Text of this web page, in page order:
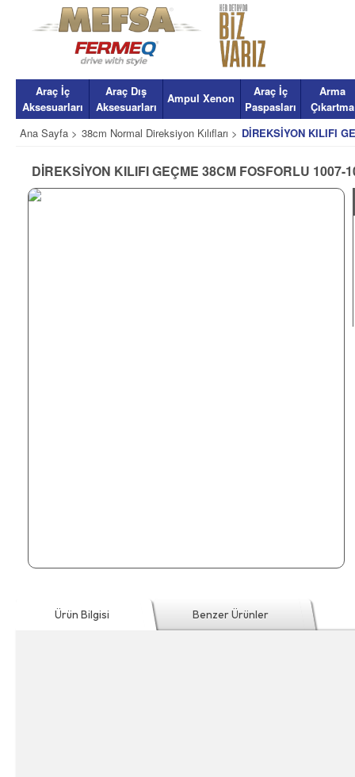
Araç İç
Aksesuarları
Araç Dış
Aksesuarları
Ampul Xenon
Araç İç
Paspasları
Arma
Çıkartma
Ana Sayfa > 38cm Normal Direksiyon Kılıfları > DİREKSİYON KILIFI
DİREKSİYON KILIFI GEÇME 38CM FOSFORLU 1007-
Ürün Bilgisi Benzer Ürünler